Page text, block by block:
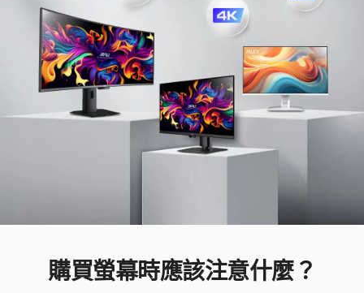
購買螢幕時應該注意什麼？